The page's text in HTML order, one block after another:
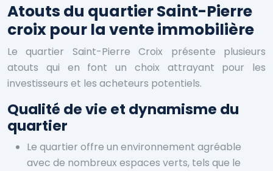
Atouts du quartier Saint-Pierre
croix pour la vente immobilière
Le quartier Saint-Pierre Croix présente plusieurs
atouts qui en font un choix attrayant pour les
investisseurs et les acheteurs potentiels.
Qualité de vie et dynamisme du
quartier
Le quartier offre un environnement agréable
avec de nombreux espaces verts, tels que le